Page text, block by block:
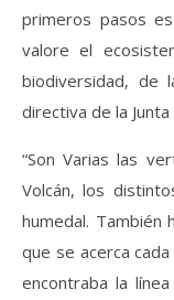
primeros pasos
valore el
biodiversidad, de
directiva de la Junta
“Son Varias las
Volcán, los
humedal. También
que se acerca
encontraba la